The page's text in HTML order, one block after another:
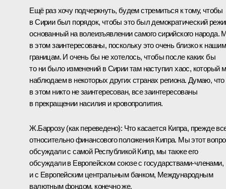
Ещё раз хочу подчеркнуть, будем стремиться к тому, чтобы
в Сирии был порядок, чтобы это был демократический
основанный на волеизъявлении самого сирийского народа.
в этом заинтересованы, поскольку это очень близко к нашим
границам. И очень бы не хотелось, чтобы после каких бы
то ни было изменений в Сирии там наступил хаос, который
наблюдаем в некоторых других странах региона. Думаю, что
в этом никто не заинтересован, все заинтересованы
в прекращении насилия и кровопролития.
Ж.Баррозу(как переведено): Что касается Кипра, прежде
относительно финансового положения Кипра. Мы этот
обсуждали с самой Республикой Кипр, мы также его
обсуждали в Европейском союзе с государствами-членами,
и с Европейским центральным банком, Международным
валютным фондом, конечно же.